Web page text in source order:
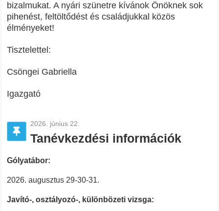
bizalmukat. A nyári szünetre kívánok Önöknek sok
pihenést, feltöltődést és családjukkal közös
élményeket!
Tisztelettel:
Csöngei Gabriella
Igazgató
2026. június 22.
Tanévkezdési információk
Gólyatábor:
2026. augusztus 29-30-31.
Javító-, osztályozó-, különbözeti vizsga: